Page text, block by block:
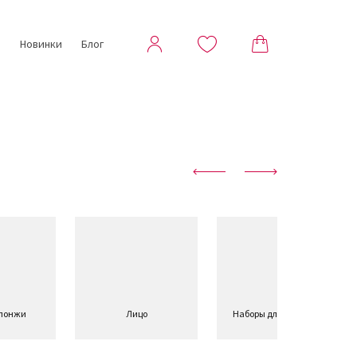
Новинки Блог
Лицо Наборы для макияжа